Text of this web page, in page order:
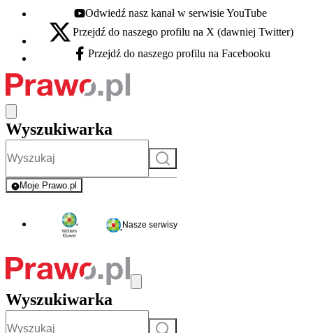
Youtube - otwiera się w nowej karcie
Odwiedź nasz kanał w serwisie YouTube
X - otwiera się w nowej karcie
Przejdź do naszego profilu na X (dawniej Twitter)
Facebook - otwiera się w nowej karcie
Przejdź do naszego profilu na Facebooku
Wyszukiwarka
Szukaj
Moje Prawo.pl
- rejestracja i logowanie do serwisu
Nasze serwisy
Wyszukiwarka
Szukaj